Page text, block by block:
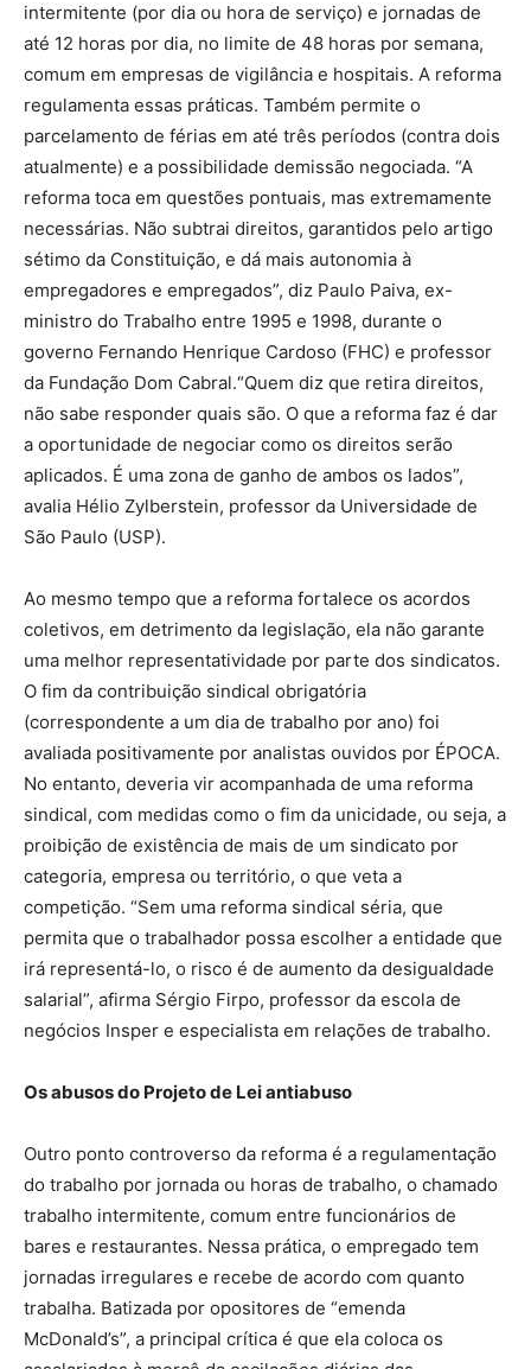
intermitente (por dia ou hora de serviço) e jornadas de
até 12 horas por dia, no limite de 48 horas por semana,
comum em empresas de vigilância e hospitais. A reforma
regulamenta essas práticas. Também permite o
parcelamento de férias em até três períodos (contra dois
atualmente) e a possibilidade demissão negociada. “A
reforma toca em questões pontuais, mas extremamente
necessárias. Não subtrai direitos, garantidos pelo artigo
sétimo da Constituição, e dá mais autonomia à
empregadores e empregados”, diz Paulo Paiva, ex-
ministro do Trabalho entre 1995 e 1998, durante o
governo Fernando Henrique Cardoso (FHC) e professor
da Fundação Dom Cabral.“Quem diz que retira direitos,
não sabe responder quais são. O que a reforma faz é dar
a oportunidade de negociar como os direitos serão
aplicados. É uma zona de ganho de ambos os lados”,
avalia Hélio Zylberstein, professor da Universidade de
São Paulo (USP).
Ao mesmo tempo que a reforma fortalece os acordos
coletivos, em detrimento da legislação, ela não garante
uma melhor representatividade por parte dos sindicatos.
O fim da contribuição sindical obrigatória
(correspondente a um dia de trabalho por ano) foi
avaliada positivamente por analistas ouvidos por ÉPOCA.
No entanto, deveria vir acompanhada de uma reforma
sindical, com medidas como o fim da unicidade, ou seja, a
proibição de existência de mais de um sindicato por
categoria, empresa ou território, o que veta a
competição. “Sem uma reforma sindical séria, que
permita que o trabalhador possa escolher a entidade que
irá representá-lo, o risco é de aumento da desigualdade
salarial”, afirma Sérgio Firpo, professor da escola de
negócios Insper e especialista em relações de trabalho.
Os abusos do Projeto de Lei antiabuso
Outro ponto controverso da reforma é a regulamentação
do trabalho por jornada ou horas de trabalho, o chamado
trabalho intermitente, comum entre funcionários de
bares e restaurantes. Nessa prática, o empregado tem
jornadas irregulares e recebe de acordo com quanto
trabalha. Batizada por opositores de “emenda
McDonald’s”, a principal crítica é que ela coloca os